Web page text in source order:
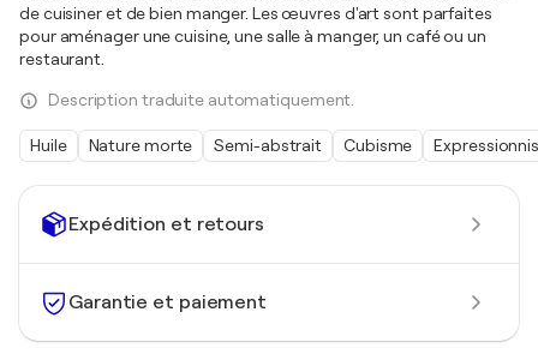
Expédition et retours
Garantie et paiement
de cuisiner et de bien manger. Les œuvres d'art sont parfaites
pour aménager une cuisine, une salle à manger, un café ou un
restaurant.
Description traduite automatiquement.
Huile Nature morte Semi-abstrait Cubisme